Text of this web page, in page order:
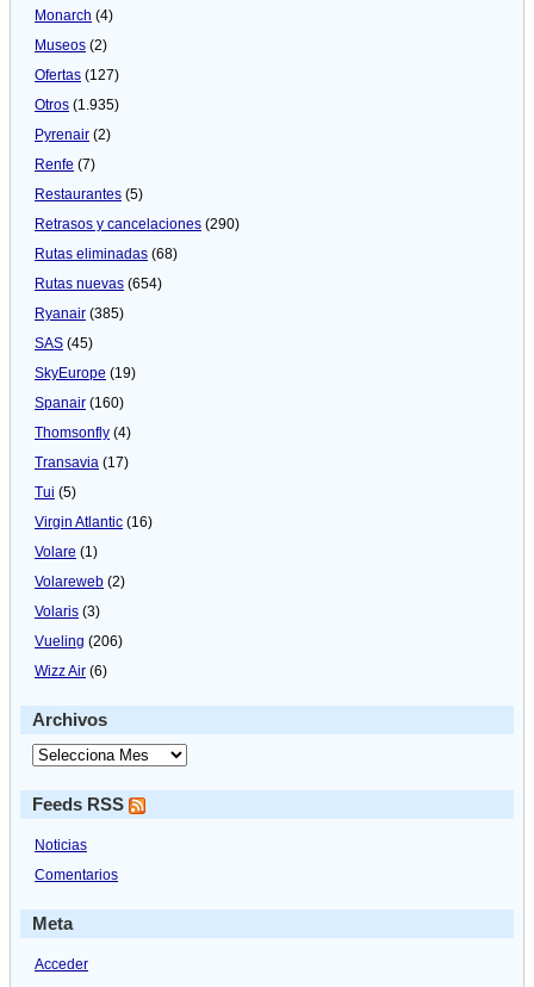
Monarch (4)
Museos (2)
Ofertas (127)
Otros (1.935)
Pyrenair (2)
Renfe (7)
Restaurantes (5)
Retrasos y cancelaciones (290)
Rutas eliminadas (68)
Rutas nuevas (654)
Ryanair (385)
SAS (45)
SkyEurope (19)
Spanair (160)
Thomsonfly (4)
Transavia (17)
Tui (5)
Virgin Atlantic (16)
Volare (1)
Volareweb (2)
Volaris (3)
Vueling (206)
Wizz Air (6)
Archivos
Feeds RSS
Noticias
Comentarios
Meta
Acceder